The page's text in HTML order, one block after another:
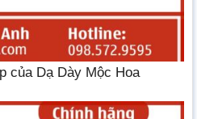
của Dạ Dày Mộc Hoa